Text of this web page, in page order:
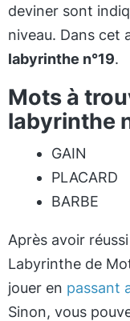
deviner sont
niveau. Dans cet
labyrinthe n°19.
Mots à
labyrinthe
GAIN
PLACARD
BARBE
Après avoir
Labyrinthe de
jouer en passant
Sinon, vous